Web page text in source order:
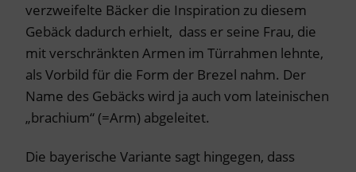
verzweifelte Bäcker die Inspiration zu diesem
Gebäck dadurch erhielt, dass er seine Frau, die
mit verschränkten Armen im Türrahmen lehnte,
als Vorbild für die Form der Brezel nahm. Der
Name des Gebäcks wird ja auch vom lateinischen
„brachium“ (=Arm) abgeleitet.
Die bayerische Variante sagt hingegen, dass